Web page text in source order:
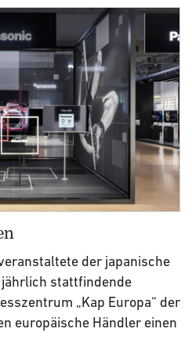
der japanische
stattfindende
„Kap Europa“ der
europäische Händler einen